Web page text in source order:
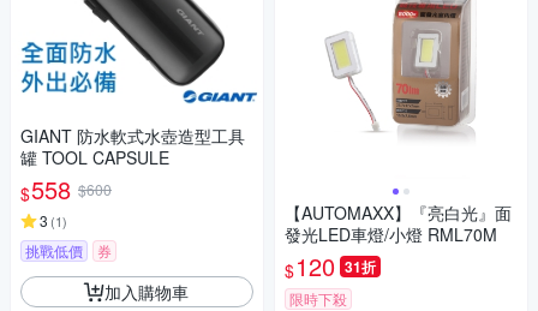
GIANT 防水軟式水壺造型工具
罐 TOOL CAPSULE
$558 $600
3 (1)
挑戰低價 券
加入購物車
【AUTOMAXX】『亮白光』面
發光LED車燈/小燈 RML70M
$120 31折
限時下殺